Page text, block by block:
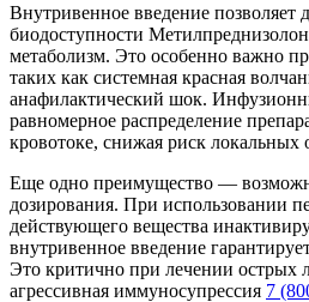
Внутривенное введение позволяет
биодоступности
метаболизм. Это особенно важно
таких как системная красная
анафилактический шок.
равномерное распределение
кровотоке, снижая риск локальных
Еще одно преимущество —
дозирования. При использовании
действующего вещества
внутривенное введение
Это критично при лечении острых
агрессивная иммуносупрессия 7